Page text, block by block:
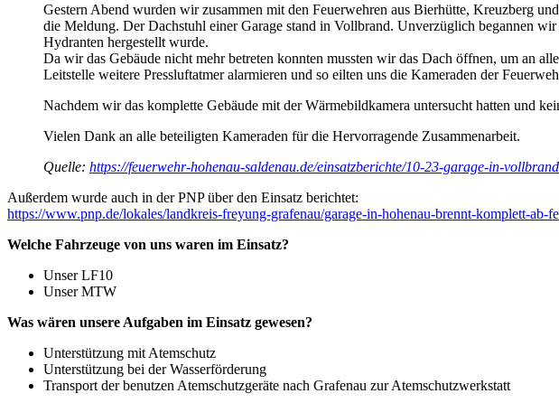
Gestern Abend wurden wir zusammen mit den Feuerwehren aus Bierhütte, Kreuzberg
die Meldung. Der Dachstuhl einer Garage stand in Vollbrand. Unverzüglich begannen
Hydranten hergestellt wurde.
Da wir das Gebäude nicht mehr betreten konnten mussten wir das Dach öffnen, um an
Leitstelle weitere Pressluftatmer alarmieren und so eilten uns die Kameraden der
Nachdem wir das komplette Gebäude mit der Wärmebildkamera untersucht hatten und
Vielen Dank an alle beteiligten Kameraden für die Hervorragende Zusammenarbeit.
Quelle: https://feuerwehr-hohenau-saldenau.de/einsatzberichte/10-23-garage-in-vollbrand
Außerdem wurde auch in der PNP über den Einsatz berichtet:
https://www.pnp.de/lokales/landkreis-freyung-grafenau/garage-in-hohenau-brennt-komplett-ab-
Welche Fahrzeuge von uns waren im Einsatz?
Unser LF10
Unser MTW
Was wären unsere Aufgaben im Einsatz gewesen?
Unterstützung mit Atemschutz
Unterstützung bei der Wasserförderung
Transport der benutzen Atemschutzgeräte nach Grafenau zur Atemschutzwerkstatt